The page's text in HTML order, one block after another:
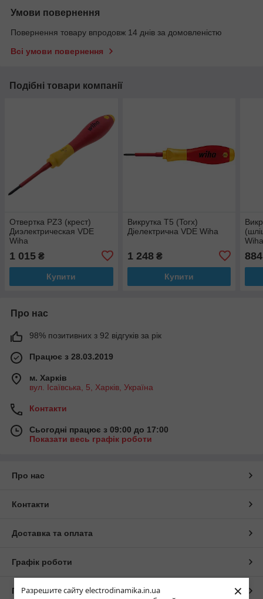
Разрешите сайту electrodinamika.in.ua
×
Умови повернення
Повернення товару впродовж 14 днів за домовленістю
Всі умови повернення
Подібні товари компанії
Отвертка PZ3 (крест)
Диэлектрическая VDE
Wiha
1 015 ₴
Купити
Викрутка T5 (Torx)
Діелектрична VDE Wiha
1 248₴
Купити
884
Про нас
98% позитивних з 92 відгуків за рік
Працює з 28.03.2019
м. Харків
вул. Ісаївська, 5, Харків, Україна
Контакти
Сьогодні працює з 09:00 до 17:00
Показати весь графік роботи
Про нас
Контакти
Доставка та оплата
Графік роботи
Повна версія сайту